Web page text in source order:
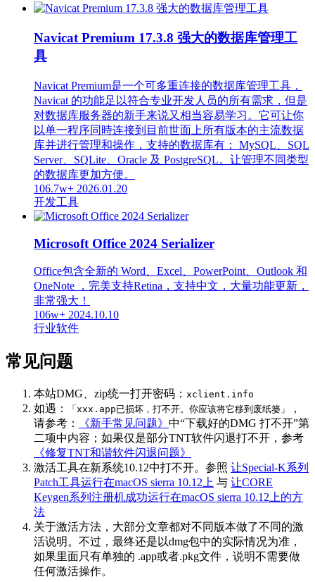
Navicat Premium 17.3.8 强大的数据库管理工
具
Navicat Premium是一个可多重连接的数据库管理工具，
Navicat 的功能足以符合专业开发人员的所有需求，但是
对数据库服务器的新手来说又相当容易学习。它可让你
以单一程序同時连接到目前世面上所有版本的主流数据
库并进行管理和操作，支持的数据库有： MySQL、SQL
Server、SQLite、Oracle 及 PostgreSQL。让管理不同类型
的数据库更加方便。
106.7w+ 2026.01.20
开发工具
Microsoft Office 2024 Serializer
Office包含全新的 Word、Excel、PowerPoint、Outlook 和
OneNote ，完美支持Retina，支持中文，大量功能更新，
非常强大！
106w+ 2024.10.10
行业软件
常见问题
本站DMG、zip统一打开密码： xclient.info
如遇： 「xxx.app已损坏，打不开。你应该将它移到废纸篓」
，
请参考：
《新手常见问题》 中“下载好的DMG 打不开”第
二项中内容；如果仅是部分TNT软件闪退打不开，参考
《修复TNT和谐软件闪退问题》
激活工具在新系统10.12中打不开。参照 让Special-K系列
Patch工具运行在macOS sierra 10.12上 与 让CORE
Keygen系列注册机成功运行在macOS sierra 10.12上的方
法
关于激活方法，大部分文章都对不同版本做了不同的激
活说明。不过，最终还是以dmg包中的实际情况为准，
如果里面只有单独的 .app或者.pkg文件，说明不需要做
任何激活操作。